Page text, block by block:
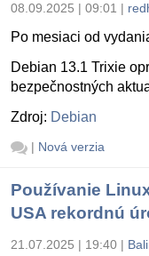
08.09.2025 | 09:01 |
Po mesiaci od
Debian 13.1 Trixie
bezpečnostných
Zdroj: Debian
| Nová verzia
Používanie
USA rekordnú
21.07.2025 | 19:40 |